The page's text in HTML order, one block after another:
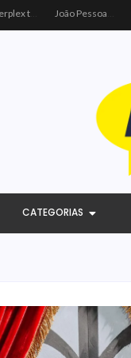
Centerplex traz o combo mais aguardado dos oceanos para estreia de Moana
CATEGORIAS